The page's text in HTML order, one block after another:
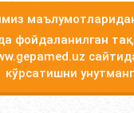
фойдаланилган
кўрсатишни